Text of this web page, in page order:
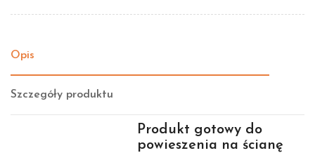
Opis
Szczegóły produktu
Produkt gotowy do
powieszenia na ścianę